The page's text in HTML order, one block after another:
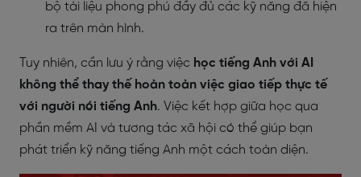
bộ tài liệu phong phú đầy đủ các kỹ năng đã hiện
ra trên màn hình.
Tuy nhiên, cần lưu ý rằng việc học tiếng Anh với AI
không thể thay thế hoàn toàn việc giao tiếp thực tế
với người nói tiếng Anh. Việc kết hợp giữa học qua
phần mềm AI và tương tác xã hội có thể giúp bạn
phát triển kỹ năng tiếng Anh một cách toàn diện.